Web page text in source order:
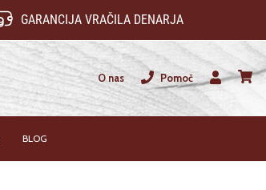
GARANCIJA VRAČILA DENARJA
O nas
Pomoč
Uporabnik
BLOG